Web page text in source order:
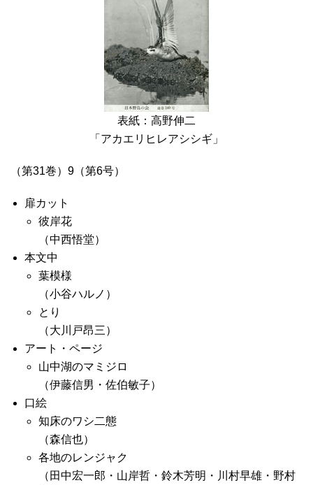
表紙：高野伸二
「アカエリヒレアシシギ」
（第31巻）9（第6号）
扉カット
彼岸花
（中西悟堂）
本文中
葉模様
（小谷ハルノ）
とり
（大川戸昂三）
アート・ページ
山中湖のマミジロ
（伊藤信男・佐伯敏子）
口絵
知床のワシ二態
（森信也）
各地のレンジャク
（田中宏一郎・山岸哲・鈴木芳明・川村早雄・野村